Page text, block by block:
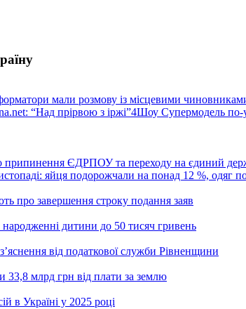
мали розмову із місцевими
“Над прірвою з іржі”4Шоу Супермодель по-
припинення ЄДРПОУ та переходу на єдиний
яйця подорожчали на понад 12 %, одяг
про завершення строку подання заяв
дитини до 50 тисяч гривень
від податкової служби Рівненщини
33,8 млрд грн від плати за землю
в Україні у 2025 році